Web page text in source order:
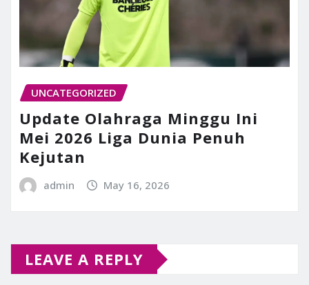
UNCATEGORIZED
Update Olahraga Minggu Ini
Mei 2026 Liga Dunia Penuh
Kejutan
admin May 16, 2026
LEAVE A REPLY